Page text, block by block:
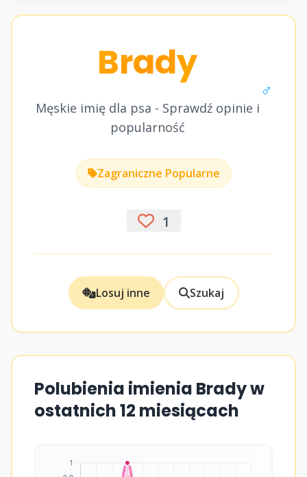
Brady
Męskie imię dla psa - Sprawdź opinie i
popularność
♂
Zagraniczne Popularne
1
Losuj inne Szukaj
Polubienia imienia Brady w
ostatnich 12 miesiącach